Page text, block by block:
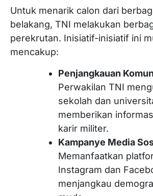
Untuk menarik calon dari
belakang, TNI melakukan
perekrutan. Inisiatif-inisiatif ini
mencakup:
Penjangkauan
Perwakilan TNI
sekolah dan
memberikan
karir militer.
Kampanye Media
Memanfaatkan
Instagram dan
menjangkau